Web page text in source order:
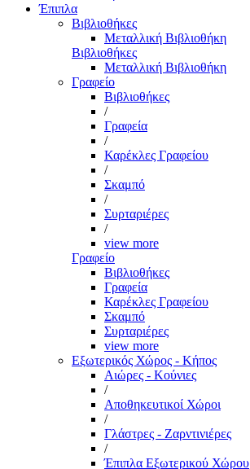
Έπιπλα
Βιβλιοθήκες
Μεταλλική Βιβλιοθήκη
Βιβλιοθήκες
Μεταλλική Βιβλιοθήκη
Γραφείο
Βιβλιοθήκες
/
Γραφεία
/
Καρέκλες Γραφείου
/
Σκαμπό
/
Συρταριέρες
/
view more
Γραφείο
Βιβλιοθήκες
Γραφεία
Καρέκλες Γραφείου
Σκαμπό
Συρταριέρες
view more
Εξωτερικός Χώρος - Κήπος
Αιώρες - Κούνιες
/
Αποθηκευτικοί Χώροι
/
Γλάστρες - Ζαρντινιέρες
/
Έπιπλα Εξωτερικού Χώρου